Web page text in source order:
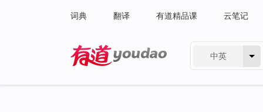
词典 翻译 有道精品课 云笔记
中英